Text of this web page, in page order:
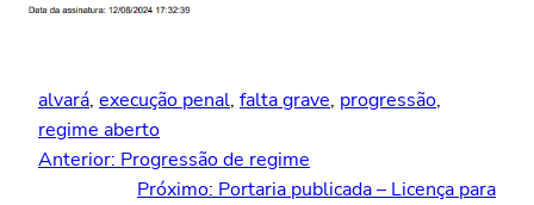
alvará, execução penal, falta grave, progressão
regime aberto
Anterior:Progressão de regime
Próximo:Portaria publicada – Licença para